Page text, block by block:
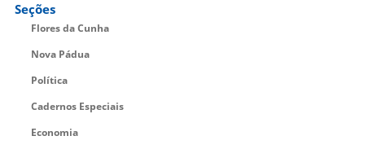
Seções
Flores da Cunha
Nova Pádua
Política
Cadernos Especiais
Economia